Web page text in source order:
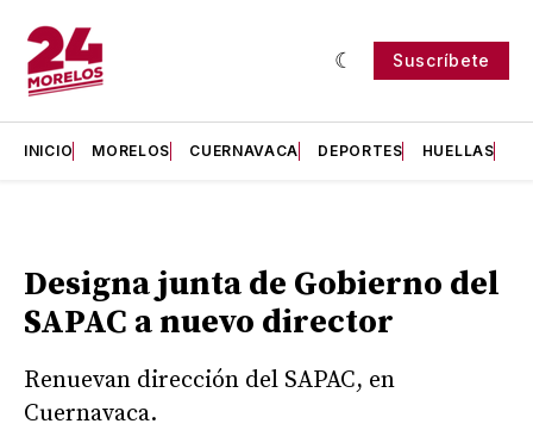
Suscríbete
INICIO MORELOS CUERNAVACA DEPORTES HUELLAS
Designa junta de Gobierno del
SAPAC a nuevo director
Renuevan dirección del SAPAC, en
Cuernavaca.